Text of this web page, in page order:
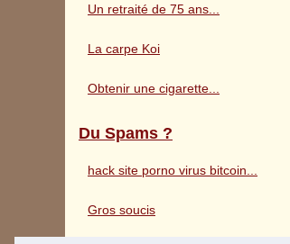
Un retraité de 75 ans...
La carpe Koi
Obtenir une cigarette...
Du Spams ?
hack site porno virus bitcoin...
Gros soucis